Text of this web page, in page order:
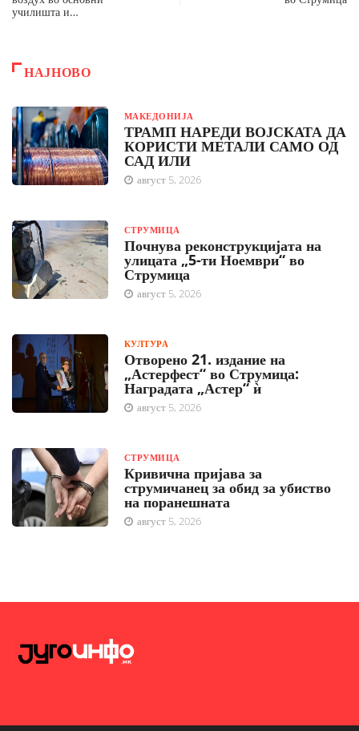
училишта и…
НАЈНОВО
МАКЕДОНИЈА
ТРАМП НАРЕДИ ВОЈСКАТА ДА
КОРИСТИ МЕТАЛИ САМО ОД
САД ИЛИ
август 5, 2026
СТРУМИЦА
Почнува реконструкцијата на
улицата „5-ти Ноември“ во
Струмица
август 5, 2026
КУЛТУРА
Отворено 21. издание на
„Астерфест“ во Струмица:
Наградата „Астер“ ѝ
август 5, 2026
СТРУМИЦА
Кривична пријава за
струмичанец за обид за убиство
на поранешната
август 5, 2026